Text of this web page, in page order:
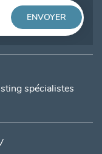
spécialistes